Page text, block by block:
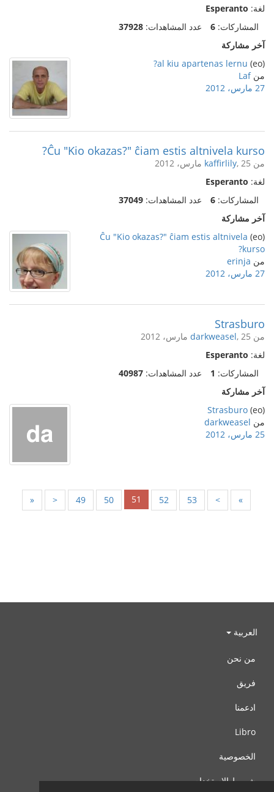
لغة: Esperanto
المشاركات: 6 عدد المشاهدات: 37928
آخر مشاركة
(eo)
al kiu apartenas lernu?
منLaf
27 مارس، 2012
Ĉu "Kio okazas?" ĉiam estis altnivela kurso?
من kaffirlily, 25 مارس، 2012
لغة: Esperanto
المشاركات: 6 عدد المشاهدات: 37049
آخر مشاركة
(eo)
Ĉu "Kio okazas?" ĉiam estis altnivela
kurso?
من erinja
27 مارس، 2012
Strasburo
من darkweasel, 25 مارس، 2012
لغة: Esperanto
المشاركات: 1 عدد المشاهدات: 40987
آخر مشاركة
(eo)
Strasburo
من darkweasel
25 مارس، 2012
« < 49 50 51 52 53 > »
العربية
من نحن
فريق
ادعمنا
Libro
الخصوصية
شروط الإستخدام